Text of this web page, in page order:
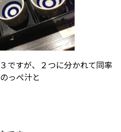
ですが、２つに分かれて同率
っぺ汁と